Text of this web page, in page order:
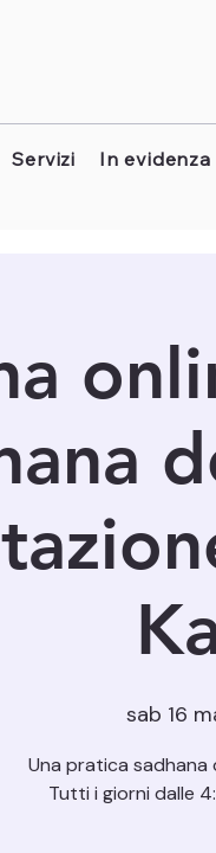
Servizi In
sab 16
Una pratica sadhana